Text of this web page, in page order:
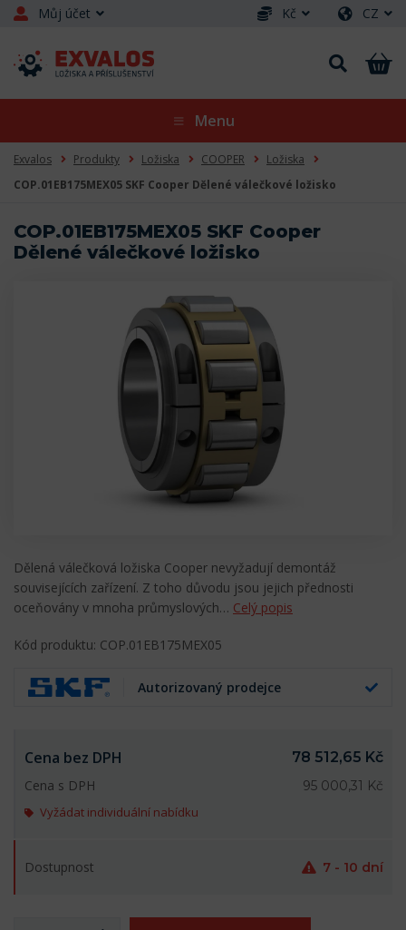
Můj účet Kč CZ
Menu
Exvalos Produkty Ložiska COOPER
Ložiska
COP.01EB175MEX05 SKF Cooper Dělené válečkové ložisko
COP.01EB175MEX05 SKF Cooper
Dělené válečkové ložisko
Dělená válečková ložiska Cooper nevyžadují demontáž
souvisejících zařízení. Z toho důvodu jsou jejich přednosti
oceňovány v mnoha průmyslových… Celý popis
Kód produktu: COP.01EB175MEX05
Autorizovaný prodejce
Cena bez DPH
78 512,65 Kč
Cena s DPH
95 000,31 Kč
Vyžádat individuální nabídku
Dostupnost 7 - 10 dní